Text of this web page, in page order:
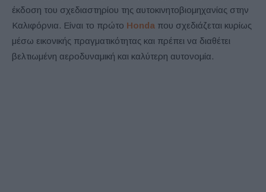
έκδοση του σχεδιαστηρίου της αυτοκινητοβιομηχανίας στην
Καλιφόρνια. Είναι το πρώτo Honda που σχεδιάζεται κυρίως
μέσω εικονικής πραγματικότητας και πρέπει να διαθέτει
βελτιωμένη αεροδυναμική και καλύτερη αυτονομία.